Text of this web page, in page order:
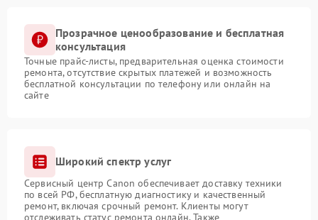
Прозрачное ценообразование и бесплатная
консультация
Точные прайс-листы, предварительная оценка стоимости
ремонта, отсутствие скрытых платежей и возможность
бесплатной консультации по телефону или онлайн на
сайте
Широкий спектр услуг
Сервисный центр Canon обеспечивает доставку техники
по всей РФ, бесплатную диагностику и качественный
ремонт, включая срочный ремонт. Клиенты могут
отслеживать статус ремонта онлайн. Также